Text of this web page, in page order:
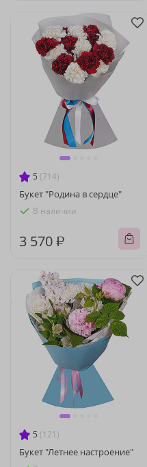
5 (714)
Букет "Родина в сердце"
В наличии
3 570 ₽
5 (121)
Букет "Летнее настроение"